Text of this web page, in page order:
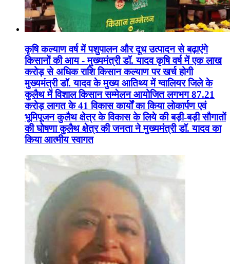
कृषि कल्याण वर्ष में पशुपालन और दूध उत्पादन से बढ़ाएंगे
किसानों की आय - मुख्यमंत्री डॉ. यादव कृषि वर्ष में एक लाख
करोड़ से अधिक राशि किसान कल्याण पर खर्च होगी
मुख्यमंत्री डॉ. यादव के मुख्य आतिथ्य में ग्वालियर जिले के
कुलैथ में विशाल किसान सम्मेलन आयोजित लगभग 87.21
करोड़ लागत के 41 विकास कार्यों का किया लोकार्पण एवं
भूमिपूजन कुलैथ क्षेत्र के विकास के लिये की बड़ी-बड़ी सौगातों
की घोषणा कुलैथ क्षेत्र की जनता ने मुख्यमंत्री डॉ. यादव का
किया आत्मीय स्वागत